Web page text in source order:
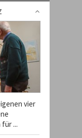
vier
...